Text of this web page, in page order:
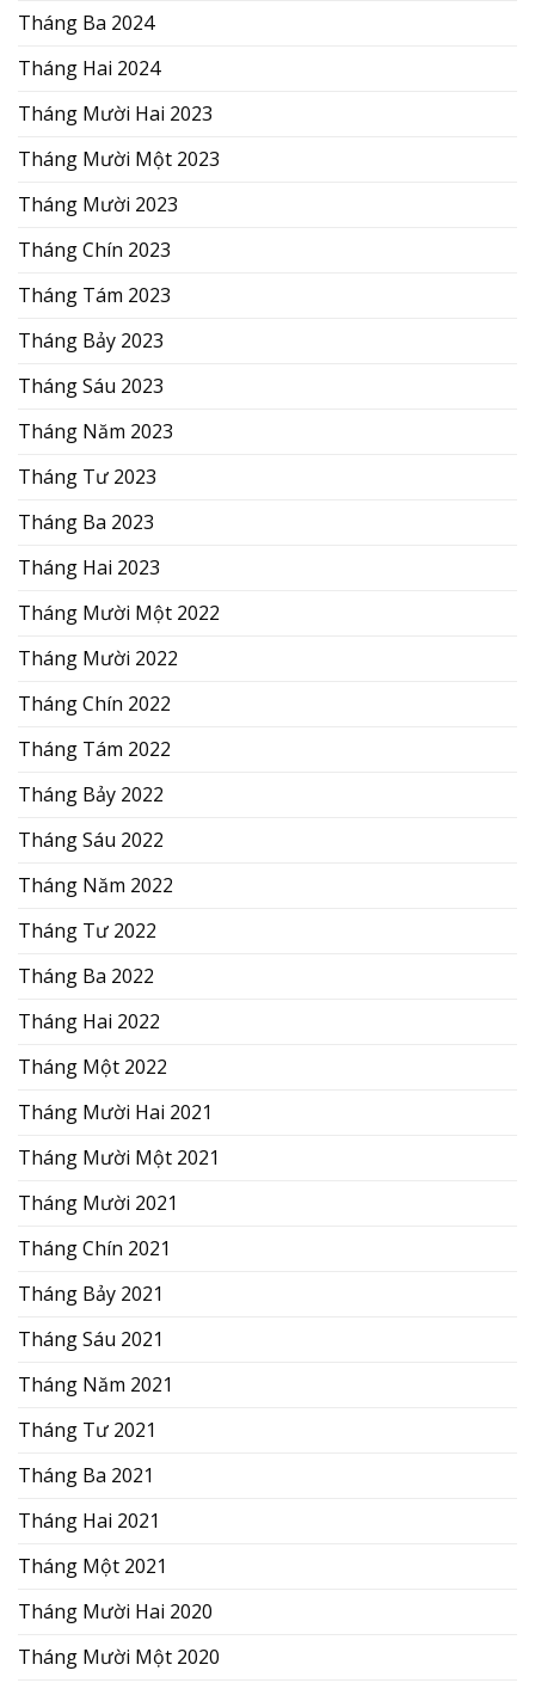
Tháng Ba 2024
Tháng Hai 2024
Tháng Mười Hai 2023
Tháng Mười Một 2023
Tháng Mười 2023
Tháng Chín 2023
Tháng Tám 2023
Tháng Bảy 2023
Tháng Sáu 2023
Tháng Năm 2023
Tháng Tư 2023
Tháng Ba 2023
Tháng Hai 2023
Tháng Mười Một 2022
Tháng Mười 2022
Tháng Chín 2022
Tháng Tám 2022
Tháng Bảy 2022
Tháng Sáu 2022
Tháng Năm 2022
Tháng Tư 2022
Tháng Ba 2022
Tháng Hai 2022
Tháng Một 2022
Tháng Mười Hai 2021
Tháng Mười Một 2021
Tháng Mười 2021
Tháng Chín 2021
Tháng Bảy 2021
Tháng Sáu 2021
Tháng Năm 2021
Tháng Tư 2021
Tháng Ba 2021
Tháng Hai 2021
Tháng Một 2021
Tháng Mười Hai 2020
Tháng Mười Một 2020